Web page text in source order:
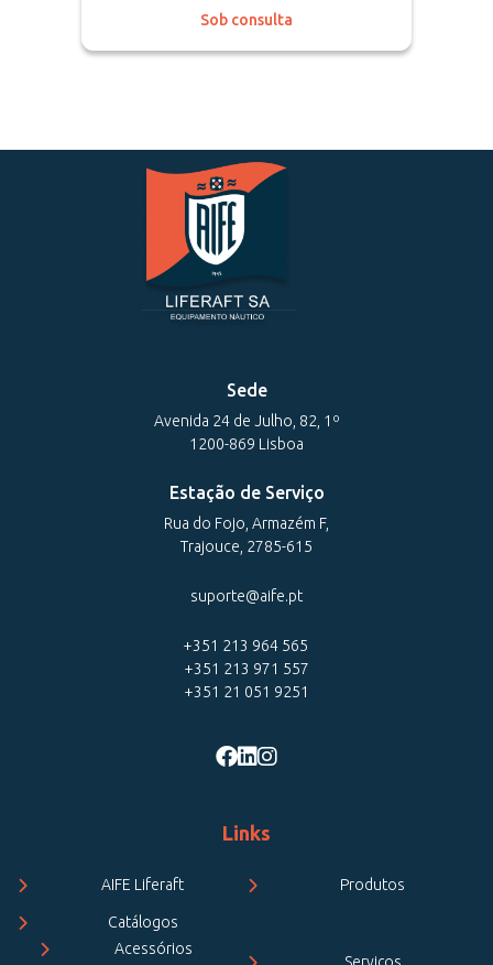
Sob consulta
Sede
Avenida 24 de Julho, 82, 1º
1200-869 Lisboa
Estação de Serviço
Rua do Fojo, Armazém F,
Trajouce, 2785-615
suporte@aife.pt
+351 213 964 565
+351 213 971 557
+351 21 051 9251
Links
AIFE Liferaft Produtos
Catálogos
Acessórios